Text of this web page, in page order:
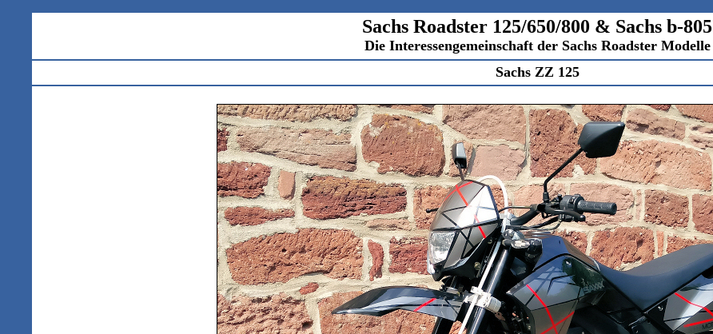
Sachs Roadster 125/650/800 & Sachs b-805
Die Interessengemeinschaft der Sachs Roadster Modelle
Sachs ZZ 125